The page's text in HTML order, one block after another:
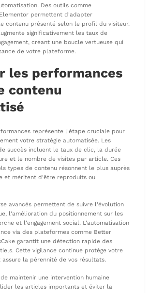
Des outils comme
permettent d'adapter
contenu présenté selon le profil du visiteur.
significativement les taux de
créant une boucle vertueuse qui
de votre plateforme.
les performances
contenu
représente l'étape cruciale pour
votre stratégie automatisée. Les
succès incluent le taux de clic, la durée
et le nombre de visites par article. Ces
types de contenu résonnent le plus auprès
et méritent d'être reproduits ou
avancés permettent de suivre l'évolution
l'amélioration du positionnement sur les
et l'engagement social. L'automatisation
via des plateformes comme Better
garantit une détection rapide des
Cette vigilance continue protège votre
assure la pérennité de vos résultats.
maintenir une intervention humaine
les articles importants et éviter la